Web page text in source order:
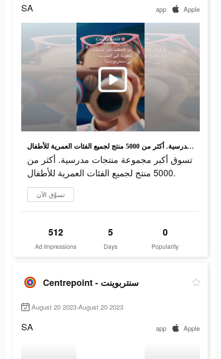
SA app Apple
تسوق أكبر مجموعة منتجات مدرسية. أكثر من 5000 منتج لجميع الفئات العمرية للأطفال.
تسوق أكبر مجموعة منتجات مدرسية. أكثر من
5000 منتج لجميع الفئات العمرية للأطفال.
تسوَّق الآن
512
Ad Impressions
5
Days
0
Popularity
Centrepoint - سنتربوينت
August 20 2023-August 20 2023
SA app Apple